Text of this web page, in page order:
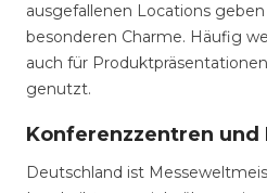
ausgefallenen Locations
besonderen Charme. Häufig
auch für
genutzt.
Konferenzzentren und
Deutschland ist